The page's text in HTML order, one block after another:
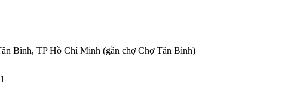
Bình, TP Hồ Chí Minh (gần chợ Chợ Tân Bình)